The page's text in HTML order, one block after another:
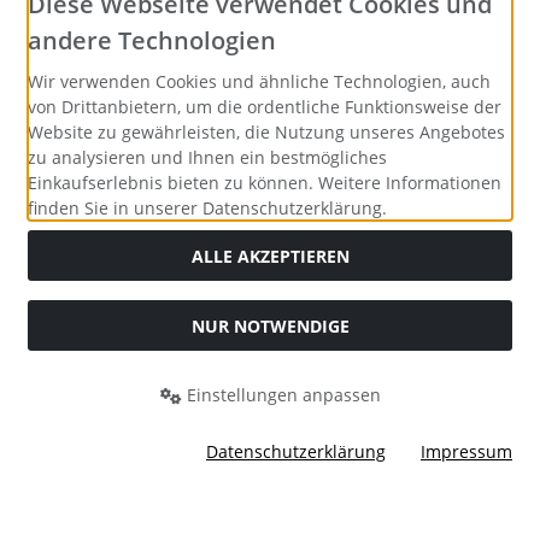
Alle Preise inkl. gesetzl. MwSt. zzgl.Versandkosten
durchgestrichenen Preise entsprechen dem bisherigen Preis
Merrys Bastelstübchen - Der kreative Shop für Bastelfans. ©
andere Technologien
Wir verwenden Cookies und ähnliche Technologien, auch
von Drittanbietern, um die ordentliche Funktionsweise der
Website zu gewährleisten, die Nutzung unseres Angebotes
zu analysieren und Ihnen ein bestmögliches
Einkaufserlebnis bieten zu können. Weitere Informationen
finden Sie in unserer Datenschutzerklärung.
ALLE AKZEPTIEREN
NUR NOTWENDIGE
Einstellungen anpassen
Datenschutzerklärung Impressum